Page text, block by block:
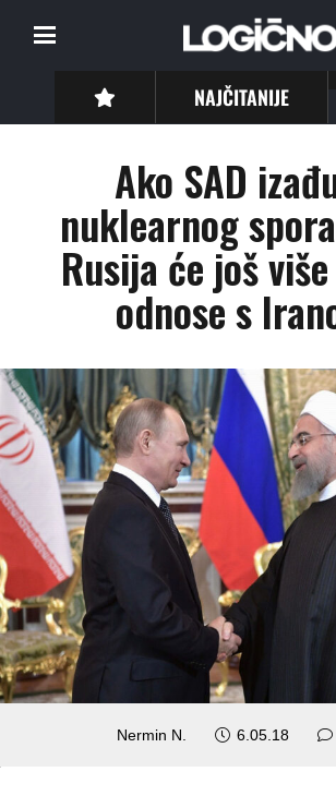
NAJČITANIJE
Ako SAD
nuklearnog
Rusija će još
odnose s
Nermin N. 6.05.18